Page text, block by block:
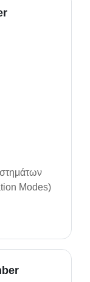
Modes)